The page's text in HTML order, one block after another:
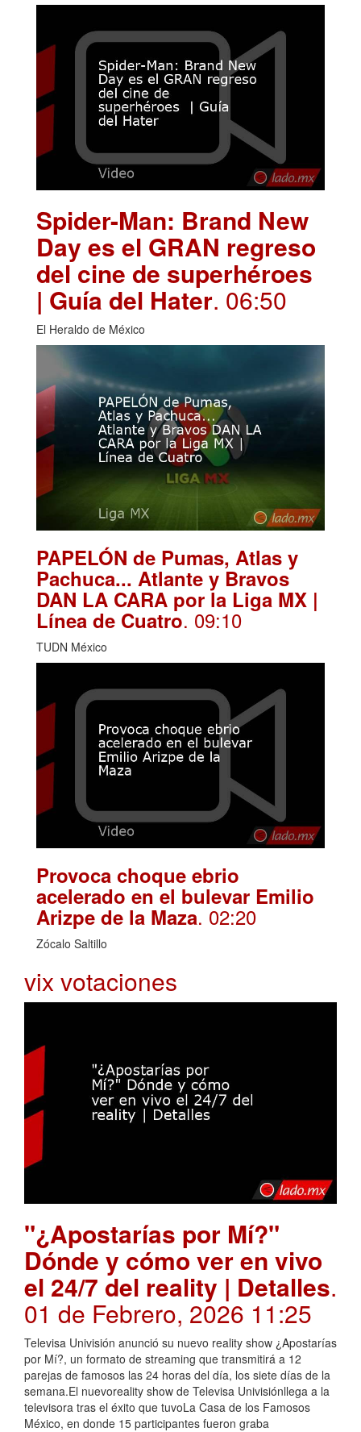
Spider-Man: Brand New
Day es el GRAN regreso
del cine de superhéroes
| Guía del Hater. 06:50
El Heraldo de México
PAPELÓN de Pumas, Atlas y
Pachuca... Atlante y Bravos
DAN LA CARA por la Liga MX |
Línea de Cuatro. 09:10
TUDN México
Provoca choque ebrio
acelerado en el bulevar Emilio
Arizpe de la Maza. 02:20
Zócalo Saltillo
vix votaciones
"¿Apostarías por Mí?"
Dónde y cómo ver en vivo
el 24/7 del reality | Detalles.
01 de Febrero, 2026 11:25
Televisa Univisión anunció su nuevo reality show ¿Apostarías
por Mí?, un formato de streaming que transmitirá a 12
parejas de famosos las 24 horas del día, los siete días de la
semana.El nuevoreality show de Televisa Univisiónllega a la
televisora tras el éxito que tuvoLa Casa de los Famosos
México, en donde 15 participantes fueron graba